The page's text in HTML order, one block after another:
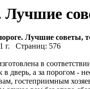
Лучшие
Лучшие советы,
г. Страниц: 576
в
в дверь, а за порогом -
гостеприимным